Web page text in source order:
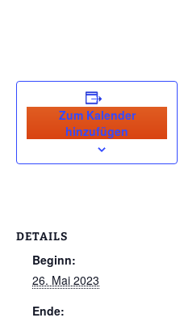
Zum Kalender
hinzufügen
DETAILS
Beginn:
26. Mai 2023
Ende: